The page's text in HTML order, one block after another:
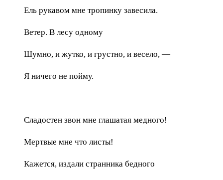
Ель рукавом мне тропинку завесила.
Ветер. В лесу одному
Шумно, и жутко, и грустно, и весело, —
Я ничего не пойму.
Сладостен звон мне глашатая медного!
Мертвые мне что листы!
Кажется, издали странника бедного